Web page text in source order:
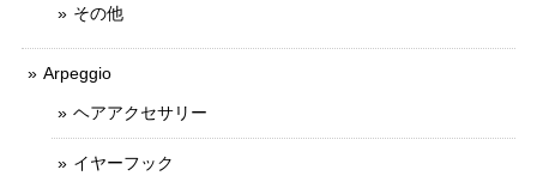
その他
Arpeggio
ヘアアクセサリー
イヤーフック